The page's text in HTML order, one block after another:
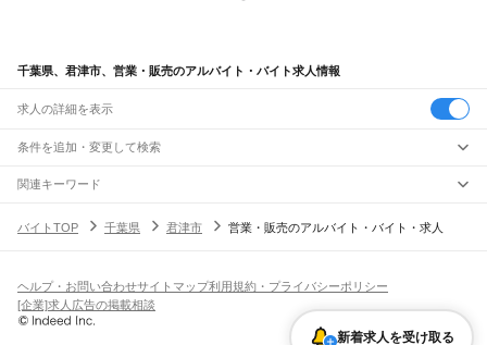
千葉県、君津市、営業・販売のアルバイト・バイト求人情報
求人の詳細を表示
条件を追加・変更して検索
市区町村を追加・変更
千葉県すべて
銚子市市川市船橋市館山市木更津市松戸市野田市茂原市成田市佐倉市
旭市習志野市柏市勝浦市 八千代市我孫子市鴨川市鎌ケ谷市
印西市 白井市富里市 南房総市
駅を追加・変更
南流山駅新松戸駅 新八柱駅 東松戸駅市川大野駅船橋法典駅 西船橋駅
JR中央・総武線
市川駅 本八幡駅 東船橋駅 津田沼駅 幕張本郷駅
飲食・フードサービス
飲食・フードサービス
ホールスタッフ
皿洗い・洗い場精肉・鮮魚加工
バー（BAR）・バーテンダー
特徴を追加・変更
人気
髪型・髪色自由ひげOKネイルOK
関連キーワード
千葉県 君津市 営業・販売 長期 シール貼り 千葉県 君津市 包装
バイトTOP 千葉県 君津市 営業・販売のアルバイト・バイト・求人
新着求人を受け取る
ヘルプ・お問い合わせサイトマップ利用規約・プライバシーポリシー
[企業]求人広告の掲載相談